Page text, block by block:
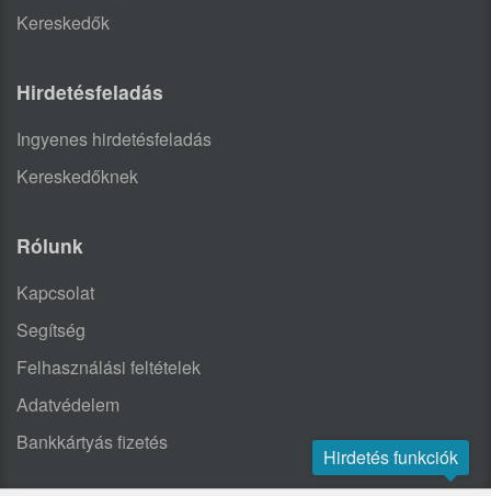
Hirdetés funkciók
Kereskedők
Hirdetésfeladás
Ingyenes hirdetésfeladás
Kereskedőknek
Rólunk
Kapcsolat
Segítség
Felhasználási feltételek
Adatvédelem
Bankkártyás fizetés